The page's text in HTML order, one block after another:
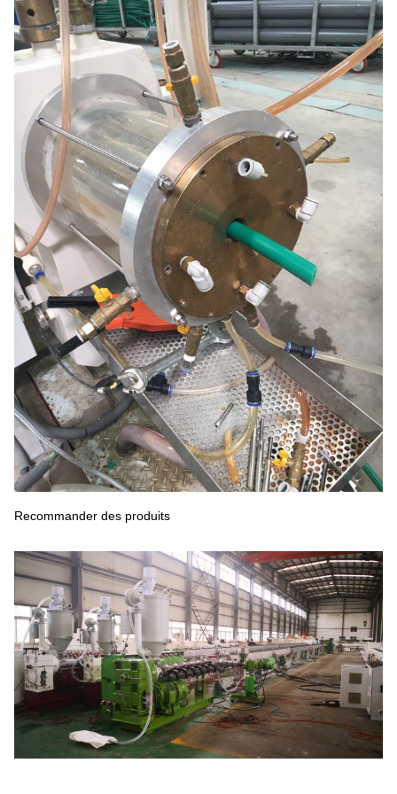
Recommander des produits